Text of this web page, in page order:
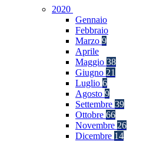
2020
Gennaio
Febbraio
Marzo 9
Aprile
Maggio 38
Giugno 21
Luglio 6
Agosto 9
Settembre 39
Ottobre 66
Novembre 26
Dicembre 14